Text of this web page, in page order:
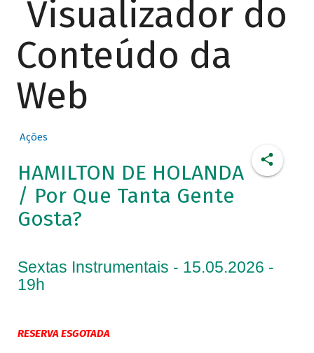
Visualizador do
Conteúdo da
Web
Ações
HAMILTON DE HOLANDA
/ Por Que Tanta Gente
Gosta?
Sextas Instrumentais - 15.05.2026 -
19h
RESERVA ESGOTADA